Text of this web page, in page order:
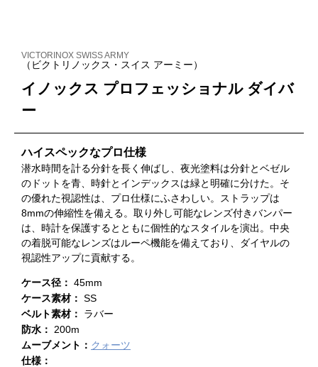
VICTORINOX SWISS ARMY
（ビクトリノックス・スイス アーミー）
イノックス プロフェッショナル ダイバ
ー
ハイスペックなプロ仕様
潜水時間を計る分針を長く伸ばし、夜光塗料は分針とベゼル
のドットを青、時針とインデックスは緑と明確に分けた。そ
の優れた視認性は、プロ仕様にふさわしい。ストラップは
8mmの伸縮性を備える。取り外し可能なレンズ付きバンパー
は、時計を保護するとともに個性的なスタイルを演出。中央
の着脱可能なレンズはルーペ機能を備えており、ダイヤルの
視認性アップに貢献する。
ケース径： 45mm
ケース素材： SS
ベルト素材： ラバー
防水： 200m
ムーブメント： クォーツ
仕様：